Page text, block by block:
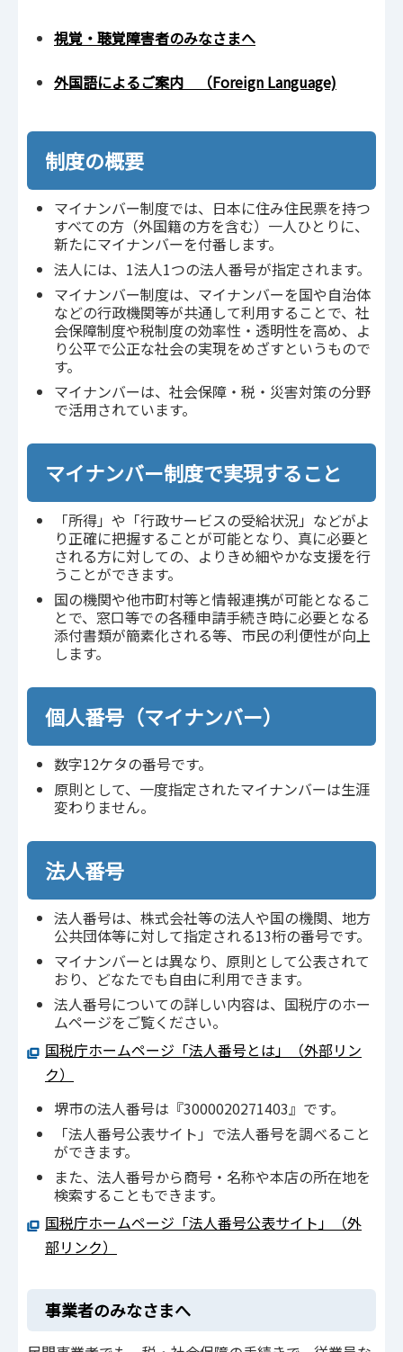
視覚・聴覚障害者のみなさまへ
外国語によるご案内 （Foreign Language)
制度の概要
マイナンバー制度では、日本に住み住民票を持つ
すべての方（外国籍の方を含む）一人ひとりに、
新たにマイナンバーを付番します。
法人には、1法人1つの法人番号が指定されます。
マイナンバー制度は、マイナンバーを国や自治体
などの行政機関等が共通して利用することで、社
会保障制度や税制度の効率性・透明性を高め、よ
り公平で公正な社会の実現をめざすというもので
す。
マイナンバーは、社会保障・税・災害対策の分野
で活用されています。
マイナンバー制度で実現すること
「所得」や「行政サービスの受給状況」などがよ
り正確に把握することが可能となり、真に必要と
される方に対しての、よりきめ細やかな支援を行
うことができます。
国の機関や他市町村等と情報連携が可能となるこ
とで、窓口等での各種申請手続き時に必要となる
添付書類が簡素化される等、市民の利便性が向上
します。
個人番号（マイナンバー）
数字12ケタの番号です。
原則として、一度指定されたマイナンバーは生涯
変わりません。
法人番号
法人番号は、株式会社等の法人や国の機関、地方
公共団体等に対して指定される13桁の番号です。
マイナンバーとは異なり、原則として公表されて
おり、どなたでも自由に利用できます。
法人番号についての詳しい内容は、国税庁のホー
ムページをご覧ください。
国税庁ホームページ「法人番号とは」（外部リン
ク）
堺市の法人番号は『3000020271403』です。
「法人番号公表サイト」で法人番号を調べること
ができます。
また、法人番号から商号・名称や本店の所在地を
検索することもできます。
国税庁ホームページ「法人番号公表サイト」（外
部リンク）
事業者のみなさまへ